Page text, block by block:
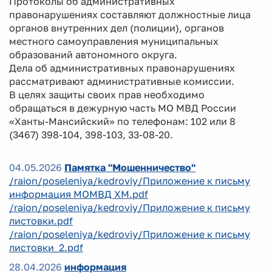
правонарушениях составляют должностные лица
органов внутренних дел (полиции), органов
местного самоуправления муниципальных
образований автономного округа.
Дела об административных правонарушениях
рассматривают административные комиссии.
В целях защиты своих прав необходимо
обращаться в дежурную часть МО МВД России
«Ханты-Мансийский» по телефонам: 102 или 8
(3467) 398-104, 398-103, 33-08-20.
04.05.2026 Памятка "Мошенничество"
/raion/poseleniya/kedroviy/Приложение к письму
информация МОМВД ХМ.pdf
/raion/poseleniya/kedroviy/Приложение к письму
листовки.pdf
/raion/poseleniya/kedroviy/Приложение к письму
листовки_2.pdf
28.04.2026 информация